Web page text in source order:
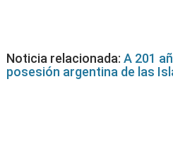
Noticia relacionada:A 201
posesión argentina de las